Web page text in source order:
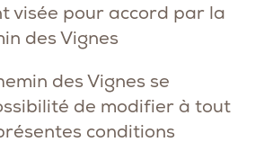
visée pour accord par la
des Vignes
des Vignes se
de modifier à tout
conditions